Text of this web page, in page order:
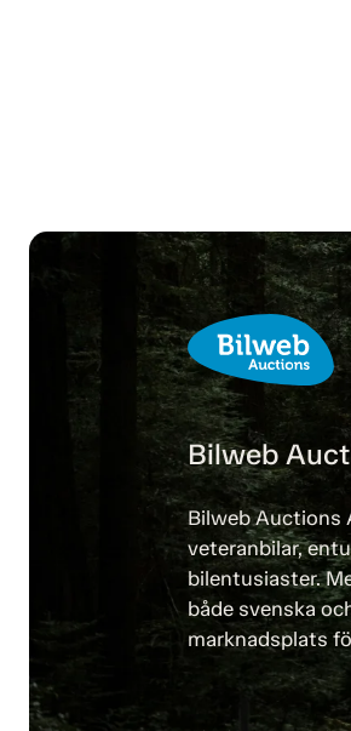
Bilweb
Bilweb Auctions
veteranbilar,
bilentusiaster.
både svenska
marknadsplats